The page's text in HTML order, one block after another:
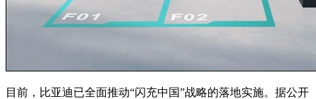
目前，比亚迪已全面推动“闪充中国”战略的落地实施。据公开